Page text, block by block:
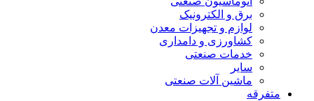
برق و الکترونیک
لوازم و تجهیزات معدن
کشاورزی و دامداری
خدمات صنعتی
سایر
ماشین آلات صنعتی
متفرقه